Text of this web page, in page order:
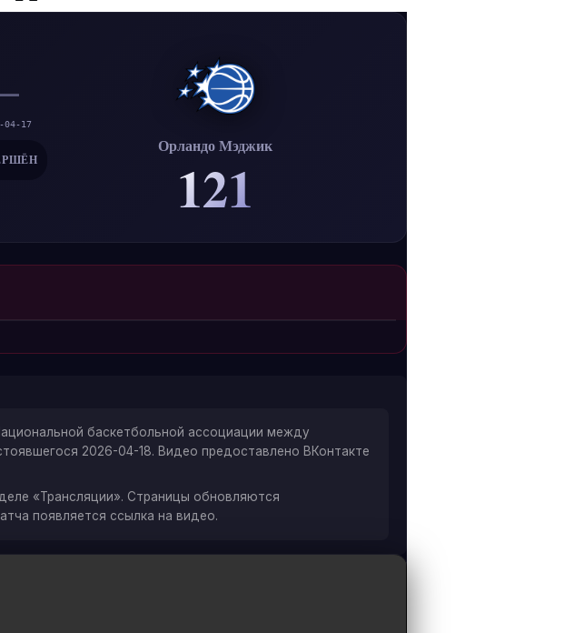
04-17
Орландо Мэджик
121
баскетбольной ассоциации между
2026-04-18. Видео предоставлено ВКонтакте
«Трансляции». Страницы обновляются
появляется ссылка на видео.